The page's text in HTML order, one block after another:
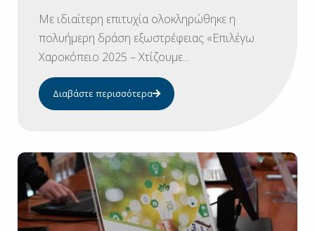
Με ιδιαίτερη επιτυχία ολοκληρώθηκε η
πολυήμερη δράση εξωστρέφειας «Επιλέγω
Χαροκόπειο 2025 – Χτίζουμε...
Διαβάστε περισσότερα